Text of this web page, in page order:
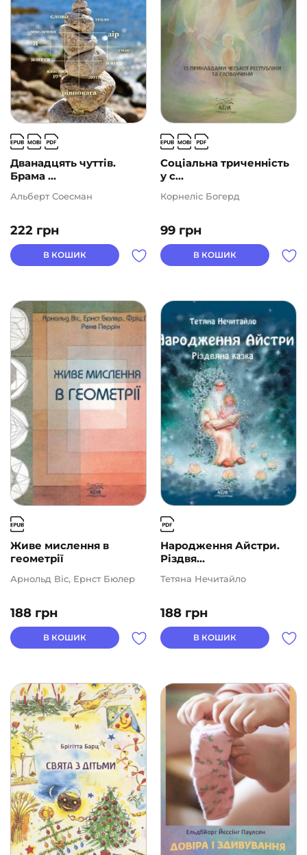
Дванадцять чуттів.
Брама ...
222 грн
Альберт Соесман
В КОШИК
Соціальна триченність
у с...
99 грн
Корнеліс Богерд
В КОШИК
Живе мислення в
геометрії
188 грн
Арнольд Віс, Ернст Бюлер
В КОШИК
Народження Айстри.
Різдвя...
188 грн
Тетяна Нечитайло
В КОШИК